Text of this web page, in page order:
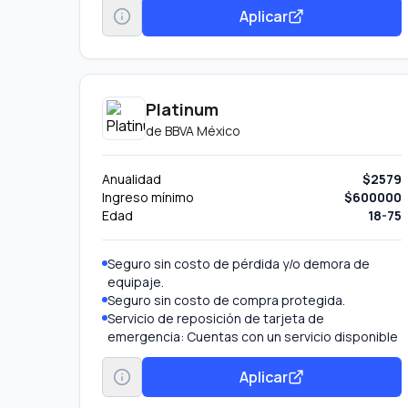
Aplicar
Platinum
de BBVA México
Anualidad
$2579
Ingreso mínimo
$600000
Edad
18-75
Seguro sin costo de pérdida y/o demora de
equipaje.
Seguro sin costo de compra protegida.
Servicio de reposición de tarjeta de
emergencia: Cuentas con un servicio disponible
las 24 horas del día, los 365 días del año para
reemplazar tu tarjeta y obtener efectivo de
emergencia. Llama al teléfono indicado al
Aplicar